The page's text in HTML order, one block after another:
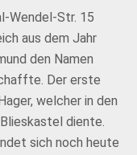
Wendel-Str. 15
aus dem Jahr
den Namen
Der erste
welcher in den
diente.
sich noch heute